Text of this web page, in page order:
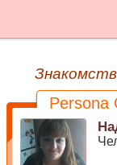
Persona